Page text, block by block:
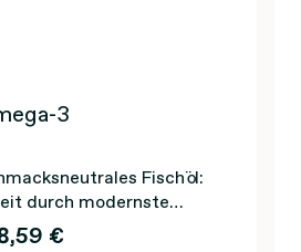
3
Fischöl:
durch modernste
€